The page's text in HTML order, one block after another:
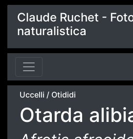
Claude Ruchet -
naturalistica
Uccelli / Otididi
Otarda